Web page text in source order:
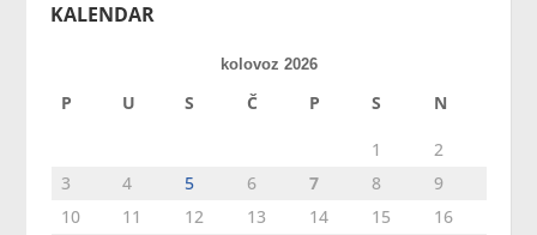
KALENDAR
kolovoz 2026
P U S Č P S N
1
2
3
4 5 6 7 8
9
10
11 12 13 14 15
16